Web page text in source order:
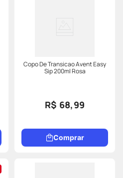
Copo De Transicao Avent Easy
Sip 200ml Rosa
R$ 68,99
Comprar